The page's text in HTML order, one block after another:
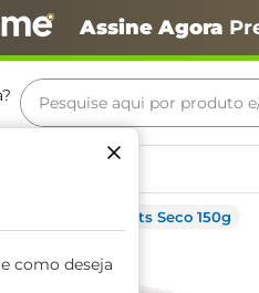
Assine Agora
como deseja
Pesquise aqui por produto
Damasco Dr. Nuts Seco 150g
Termos mais buscados
café